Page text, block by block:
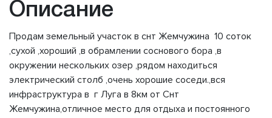
Описание
Продам земельный участок в снт Жемчужина 10 соток
,сухой ,хороший ,в обрамлении соснового бора ,в
окружении нескольких озер ,рядом находиться
электрический столб ,очень хорошие соседи.,вся
инфраструктура в г Луга в 8км от Снт
Жемчужина,отличное место для отдыха и постоянного